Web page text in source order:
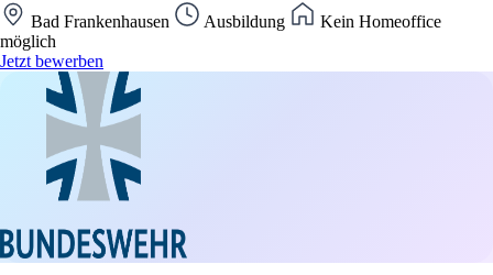
Bad Frankenhausen Ausbildung
Kein Homeoffice
möglich
Jetzt bewerben